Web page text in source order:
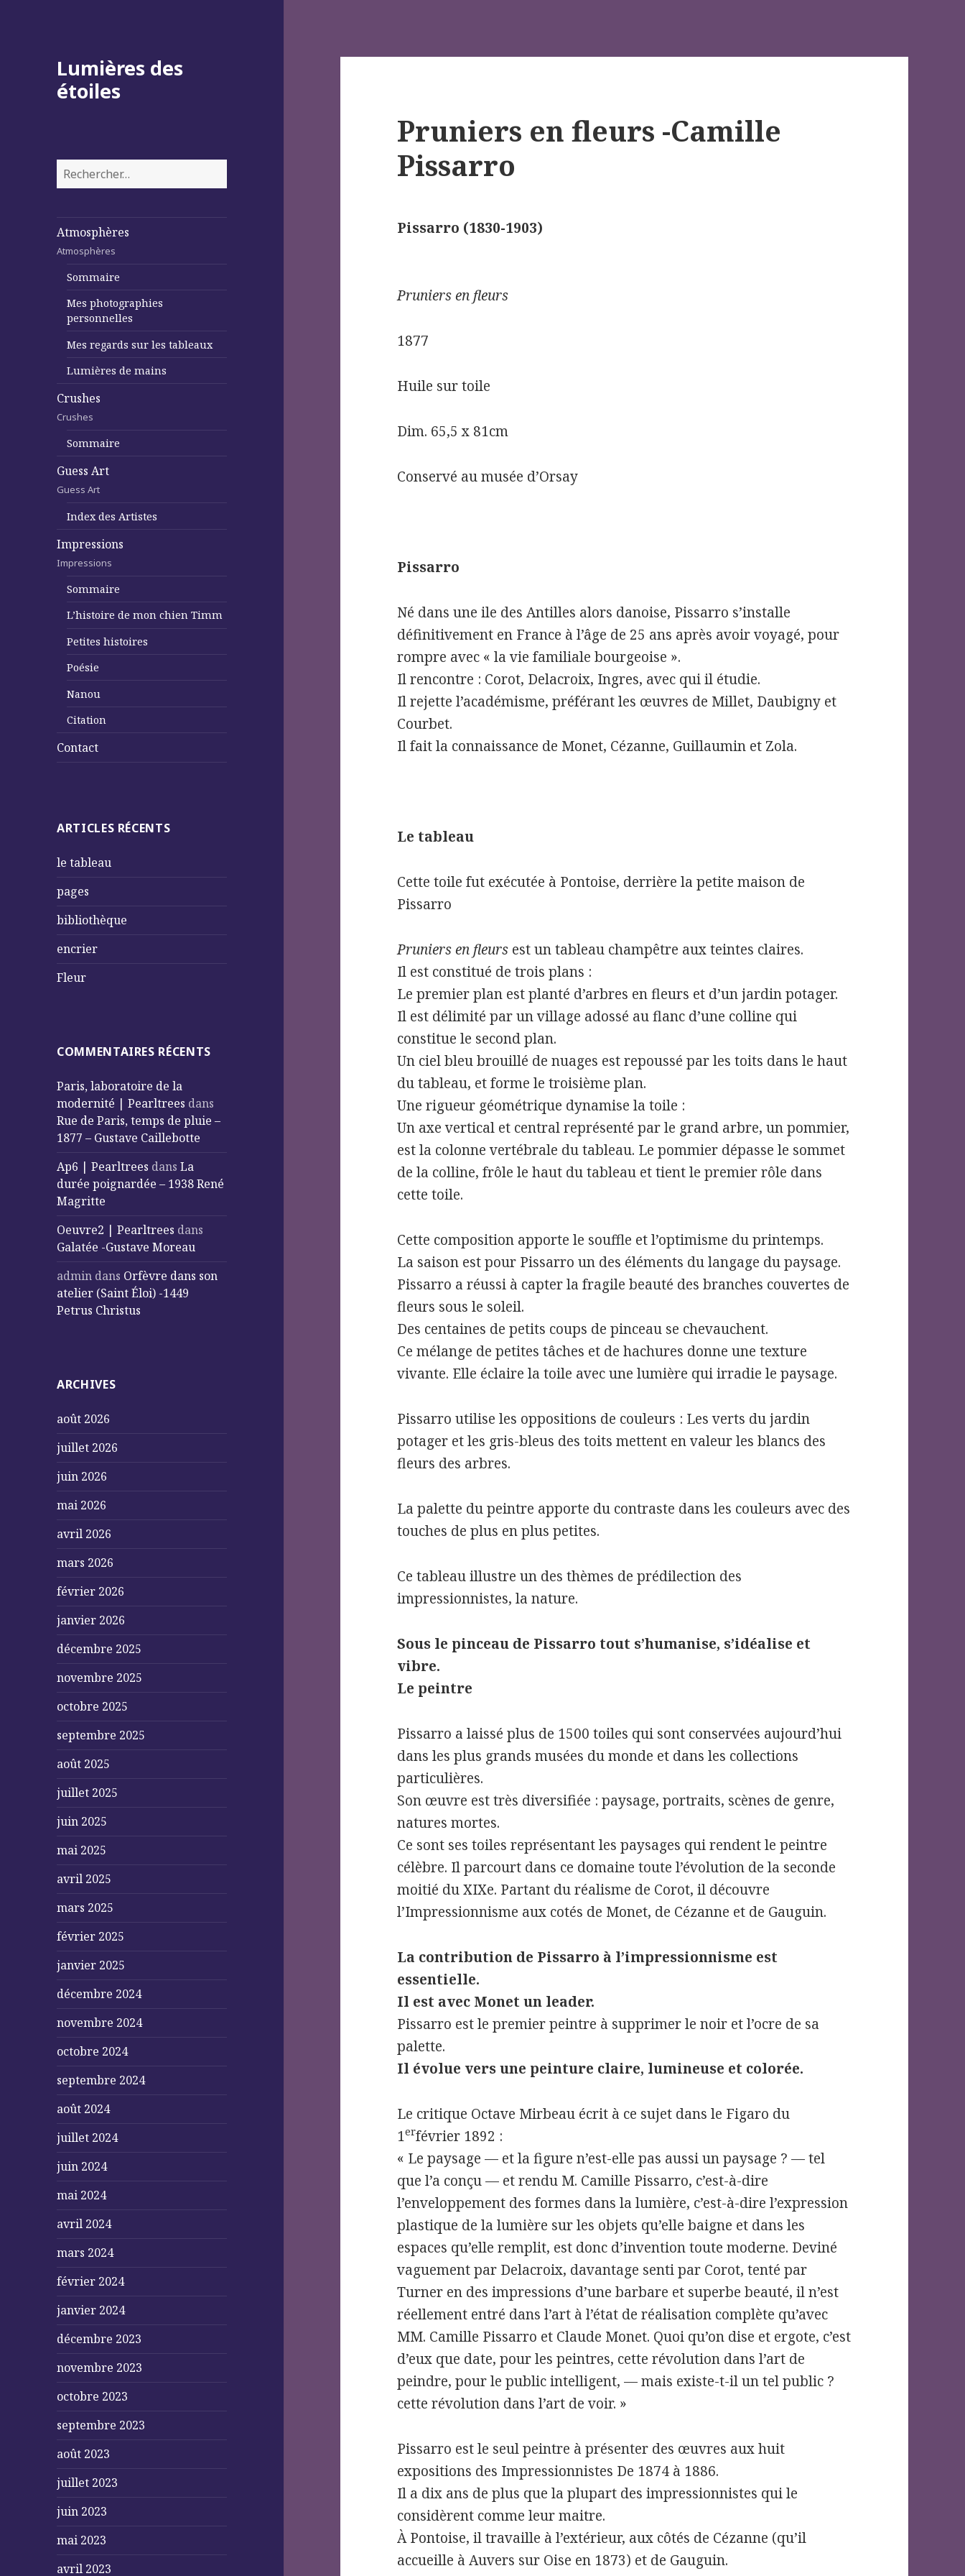
Lumières des
étoiles
Rechercher :
Atmosphères
Atmosphères
Sommaire
Mes photographies
personnelles
Mes regards sur les tableaux
Lumières de mains
Crushes
Crushes
Sommaire
Guess Art
Guess Art
Index des Artistes
Impressions
Impressions
Sommaire
L’histoire de mon chien Timm
Petites histoires
Poésie
Nanou
Citation
Contact
ARTICLES RÉCENTS
le tableau
pages
bibliothèque
encrier
Fleur
COMMENTAIRES RÉCENTS
Paris, laboratoire de la
modernité | Pearltrees dans
Rue de Paris, temps de pluie –
1877 – Gustave Caillebotte
Ap6 | Pearltrees dansLa
durée poignardée – 1938 René
Magritte
Oeuvre2 | Pearltrees dans
Galatée -Gustave Moreau
admin dans Orfèvre dans son
atelier (Saint Éloi) -1449
Petrus Christus
ARCHIVES
août 2026
juillet 2026
juin 2026
mai 2026
avril 2026
mars 2026
février 2026
janvier 2026
décembre 2025
novembre 2025
octobre 2025
septembre 2025
août 2025
juillet 2025
juin 2025
mai 2025
avril 2025
mars 2025
février 2025
janvier 2025
décembre 2024
novembre 2024
octobre 2024
septembre 2024
août 2024
juillet 2024
juin 2024
mai 2024
avril 2024
mars 2024
février 2024
janvier 2024
décembre 2023
novembre 2023
octobre 2023
septembre 2023
août 2023
juillet 2023
juin 2023
mai 2023
avril 2023
Pruniers en fleurs -Camille
Pissarro
Pissarro (1830-1903)
Pruniers en fleurs
1877
Huile sur toile
Dim. 65,5 x 81cm
Conservé au musée d’Orsay
Pissarro
Né dans une ile des Antilles alors danoise, Pissarro s’installe
définitivement en France à l’âge de 25 ans après avoir voyagé, pour
rompre avec « la vie familiale bourgeoise ».
Il rencontre : Corot, Delacroix, Ingres, avec qui il étudie.
Il rejette l’académisme, préférant les œuvres de Millet, Daubigny et
Courbet.
Il fait la connaissance de Monet, Cézanne, Guillaumin et Zola.
Le tableau
Cette toile fut exécutée à Pontoise, derrière la petite maison de
Pissarro
Pruniers en fleurs est un tableau champêtre aux teintes claires.
Il est constitué de trois plans :
Le premier plan est planté d’arbres en fleurs et d’un jardin potager.
Il est délimité par un village adossé au flanc d’une colline qui
constitue le second plan.
Un ciel bleu brouillé de nuages est repoussé par les toits dans le haut
du tableau, et forme le troisième plan.
Une rigueur géométrique dynamise la toile :
Un axe vertical et central représenté par le grand arbre, un pommier,
est la colonne vertébrale du tableau. Le pommier dépasse le sommet
de la colline, frôle le haut du tableau et tient le premier rôle dans
cette toile.
Cette composition apporte le souffle et l’optimisme du printemps.
La saison est pour Pissarro un des éléments du langage du paysage.
Pissarro a réussi à capter la fragile beauté des branches couvertes de
fleurs sous le soleil.
Des centaines de petits coups de pinceau se chevauchent.
Ce mélange de petites tâches et de hachures donne une texture
vivante. Elle éclaire la toile avec une lumière qui irradie le paysage.
Pissarro utilise les oppositions de couleurs : Les verts du jardin
potager et les gris-bleus des toits mettent en valeur les blancs des
fleurs des arbres.
La palette du peintre apporte du contraste dans les couleurs avec des
touches de plus en plus petites.
Ce tableau illustre un des thèmes de prédilection des
impressionnistes, la nature.
Sous le pinceau de Pissarro tout s’humanise, s’idéalise et
vibre.
Le peintre
Pissarro a laissé plus de 1500 toiles qui sont conservées aujourd’hui
dans les plus grands musées du monde et dans les collections
particulières.
Son œuvre est très diversifiée : paysage, portraits, scènes de genre,
natures mortes.
Ce sont ses toiles représentant les paysages qui rendent le peintre
célèbre. Il parcourt dans ce domaine toute l’évolution de la seconde
moitié du XIXe. Partant du réalisme de Corot, il découvre
l’Impressionnisme aux cotés de Monet, de Cézanne et de Gauguin.
La contribution de Pissarro à l’impressionnisme est
essentielle.
Il est avec Monet un leader.
Pissarro est le premier peintre à supprimer le noir et l’ocre de sa
palette.
Il évolue vers une peinture claire, lumineuse et colorée.
Le critique Octave Mirbeau écrit à ce sujet dans le Figaro du
1erfévrier 1892 :
« Le paysage — et la figure n’est-elle pas aussi un paysage ? — tel
que l’a conçu — et rendu M. Camille Pissarro, c’est-à-dire
l’enveloppement des formes dans la lumière, c’est-à-dire l’expression
plastique de la lumière sur les objets qu’elle baigne et dans les
espaces qu’elle remplit, est donc d’invention toute moderne. Deviné
vaguement par Delacroix, davantage senti par Corot, tenté par
Turner en des impressions d’une barbare et superbe beauté, il n’est
réellement entré dans l’art à l’état de réalisation complète qu’avec
MM. Camille Pissarro et Claude Monet. Quoi qu’on dise et ergote, c’est
d’eux que date, pour les peintres, cette révolution dans l’art de
peindre, pour le public intelligent, — mais existe-t-il un tel public ?
cette révolution dans l’art de voir. »
Pissarro est le seul peintre à présenter des œuvres aux huit
expositions des Impressionnistes De 1874 à 1886.
Il a dix ans de plus que la plupart des impressionnistes qui le
considèrent comme leur maitre.
À Pontoise, il travaille à l’extérieur, aux côtés de Cézanne (qu’il
accueille à Auvers sur Oise en 1873) et de Gauguin.